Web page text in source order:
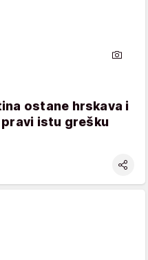
ostane hrskava i
pravi istu grešku